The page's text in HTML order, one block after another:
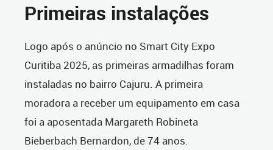
Primeiras instalações
Logo após o anúncio no Smart City Expo
Curitiba 2025, as primeiras armadilhas foram
instaladas no bairro Cajuru. A primeira
moradora a receber um equipamento em casa
foi a aposentada Margareth Robineta
Bieberbach Bernardon, de 74 anos.